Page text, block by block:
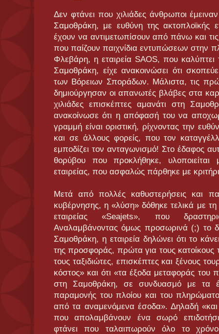
Δεν φτάνει που χιλιάδες άνθρωποι
Σαμοθράκη, με ευθύνη της ακτοπλοϊκής
έχουν να αντιμετωπίσουν από πάνω και
που παίζουν παιχνίδια εντυπώσεων στην
Φλεβάρη, η εταιρεία SAOS, που
Σαμοθράκη, είχε ανακοινώσει ότι
των Βόρειων Σποράδων. Μάλιστα, τις
δημιούργησαν οι απανωτές βλάβες στα
χιλιάδες επισκέπτες αμανάτι στη
ανακοίνωσε ότι η απόφασή του να
γραμμή είναι οριστική, ρίχνοντας την
και σε άλλους φορείς, που τον
εμποδίζει τον ανταγωνισμό! Στο έδαφος
θορύβου που προκλήθηκε,
εταιρείας, που ασφαλώς πάρθηκε με
Μετά από πολλές καθυστερήσεις και
κυβέρνησης, η «λύση» δόθηκε τελικά με
εταιρείας «Seajets», που
Αναλαμβάνοντας όμως προσωρινά (;) το
Σαμοθράκη, η εταιρεία δηλώνει ότι το
της προσφοράς, πρώτα για τους κατοίκους
τους ταξιδιώτες, επισκέπτες και ξένους
κόστος» και ότι «τα έξοδα μεταφοράς του
στη Σαμοθράκη, σε συνδυασμό με τα
παραμονής του πλοίου και του
από τα αναμενόμενα έσοδα». Δηλαδή
που απολαμβάνουν ένα σωρό
φτάνει που ταλαιπωρούν όλο το χρόνο